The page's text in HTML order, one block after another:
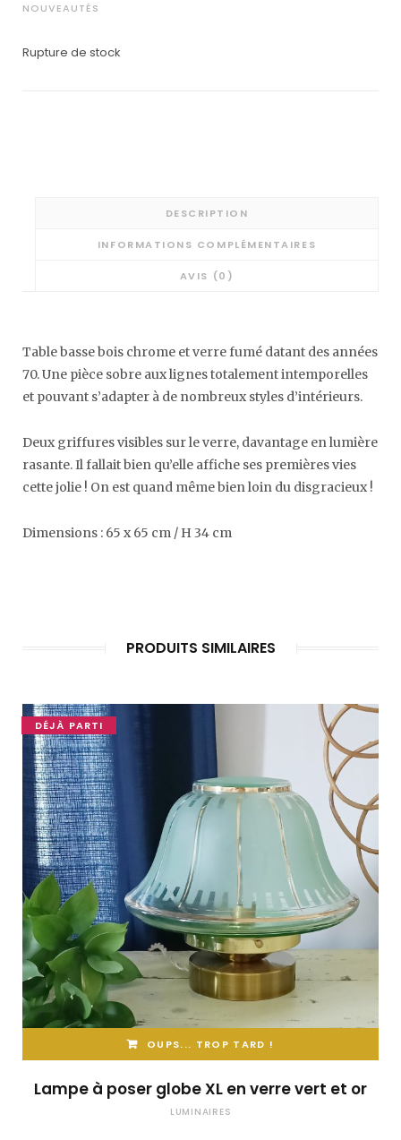
NOUVEAUTÉS
Rupture de stock
DESCRIPTION
INFORMATIONS COMPLÉMENTAIRES
AVIS (0)
Table basse bois chrome et verre fumé datant des années
70. Une pièce sobre aux lignes totalement intemporelles
et pouvant s’adapter à de nombreux styles d’intérieurs.
Deux griffures visibles sur le verre, davantage en lumière
rasante. Il fallait bien qu’elle affiche ses premières vies
cette jolie ! On est quand même bien loin du disgracieux !
Dimensions : 65 x 65 cm / H 34 cm
PRODUITS SIMILAIRES
DÉJÀ PARTI
OUPS... TROP TARD !
Lampe à poser globe XL en verre vert et or
LUMINAIRES